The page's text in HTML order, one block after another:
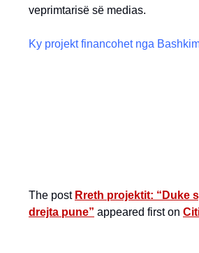
veprimtarisë së medias.
Ky projekt financohet nga
The post Rreth projektit: “Duke
drejta pune” appeared first on